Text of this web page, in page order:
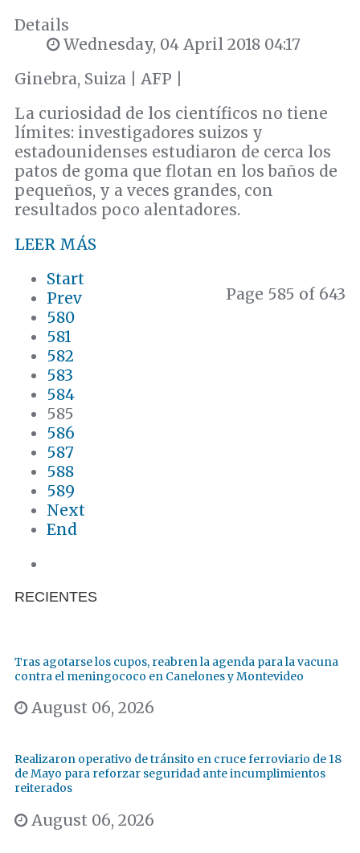
Details
Wednesday, 04 April 2018 04:17
Ginebra, Suiza | AFP |
La curiosidad de los científicos no tiene
límites: investigadores suizos y
estadounidenses estudiaron de cerca los
patos de goma que flotan en los baños de
pequeños, y a veces grandes, con
resultados poco alentadores.
LEER MÁS
Page 585 of 643
Start
Prev
580
581
582
583
584
585
586
587
588
589
Next
End
RECIENTES
Tras agotarse los cupos, reabren la agenda para la vacuna
contra el meningococo en Canelones y Montevideo
August 06, 2026
Realizaron operativo de tránsito en cruce ferroviario de 18
de Mayo para reforzar seguridad ante incumplimientos
reiterados
August 06, 2026